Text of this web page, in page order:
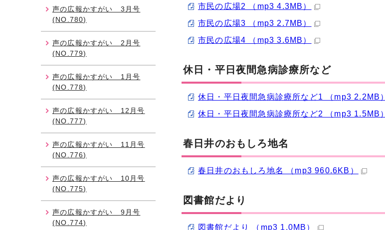
市民の広場2 （mp3 4.3MB）
市民の広場3 （mp3 2.7MB）
市民の広場4 （mp3 3.6MB）
休日・平日夜間急病診療所など
休日・平日夜間急病診療所など1 （mp3 2.2MB）
休日・平日夜間急病診療所など2 （mp3 1.5MB）
春日井のおもしろ地名
春日井のおもしろ地名 （mp3 960.6KB）
図書館だより
図書館だより （mp3 1.0MB）
声の広報かすがい 3月号
(NO.780)
声の広報かすがい 2月号
(NO.779)
声の広報かすがい 1月号
(NO.778)
声の広報かすがい 12月号
(NO.777)
声の広報かすがい 11月号
(NO.776)
声の広報かすがい 10月号
(NO.775)
声の広報かすがい 9月号
(NO.774)